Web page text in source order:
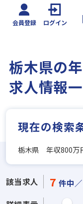
会員登録 ログイン
栃木県の
求人情報
現在の検索
栃木県 年収800万
該当求人 7 件中／